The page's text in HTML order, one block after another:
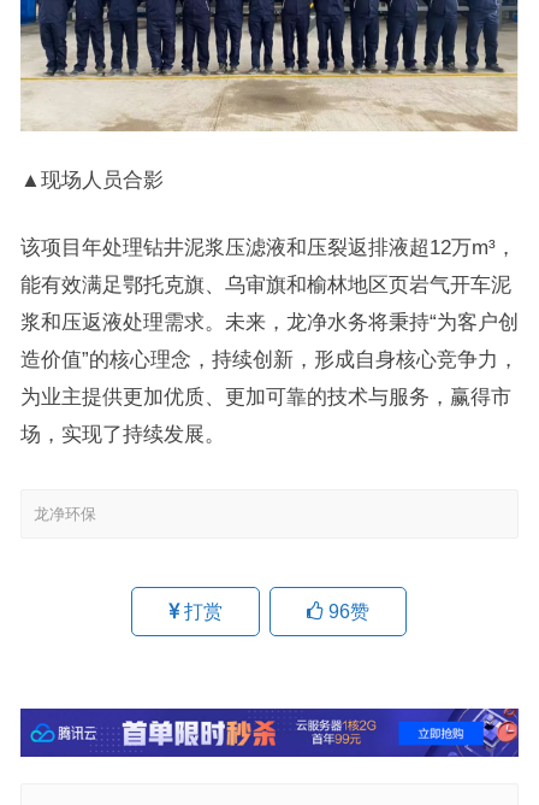
▲现场人员合影
该项目年处理钻井泥浆压滤液和压裂返排液超12万m³，
能有效满足鄂托克旗、乌审旗和榆林地区页岩气开车泥
浆和压返液处理需求。未来，龙净水务将秉持“为客户创
造价值”的核心理念，持续创新，形成自身核心竞争力，
为业主提供更加优质、更加可靠的技术与服务，赢得市
场，实现了持续发展。
龙净环保
打赏 96赞